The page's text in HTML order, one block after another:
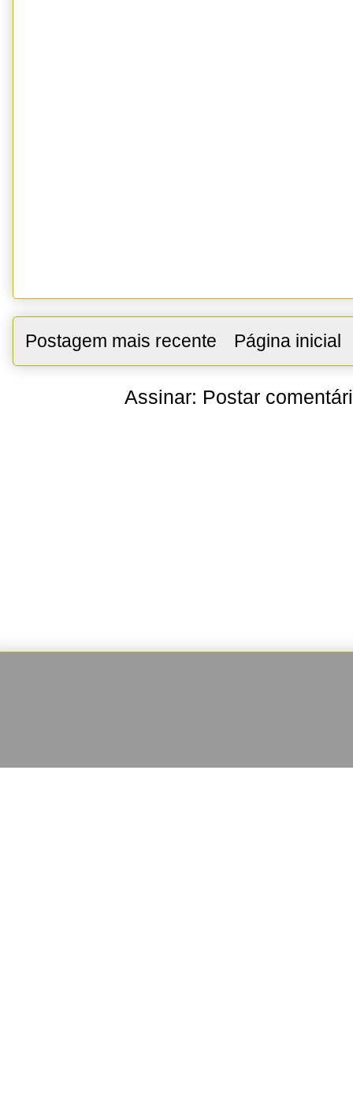
Postagem mais recente Página inicial
Assinar: Postar